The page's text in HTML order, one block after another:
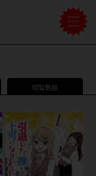
閲覧数順